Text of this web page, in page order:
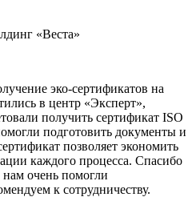
«Веста»
эко-сертификатов на
в центр «Эксперт»,
получить сертификат ISO
подготовить документы и
позволяет экономить
каждого процесса. Спасибо
очень помогли
к сотрудничеству.